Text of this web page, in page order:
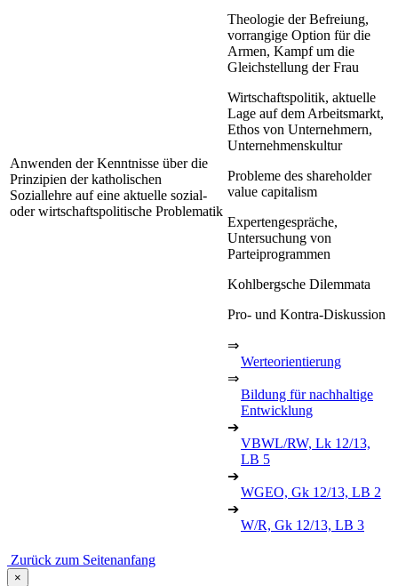
Anwenden der Kenntnisse über die
Prinzipien der katholischen
Soziallehre auf eine aktuelle sozial-
oder wirtschaftspolitische Problematik
Theologie der Befreiung,
vorrangige Option für die
Armen, Kampf um die
Gleichstellung der Frau
Wirtschaftspolitik, aktuelle
Lage auf dem Arbeitsmarkt,
Ethos von Unternehmern,
Unternehmenskultur
Probleme des shareholder
value capitalism
Expertengespräche,
Untersuchung von
Parteiprogrammen
Kohlbergsche Dilemmata
Pro- und Kontra-Diskussion
⇒
Werteorientierung
⇒
Bildung für nachhaltige
Entwicklung
➔
VBWL/RW, Lk 12/13,
LB 5
➔
WGEO, Gk 12/13, LB 2
➔
W/R, Gk 12/13, LB 3
Zurück zum Seitenanfang
×